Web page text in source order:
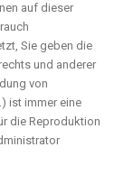
auf dieser
Sie geben die
und anderer
von
ist immer eine
die Reproduktion